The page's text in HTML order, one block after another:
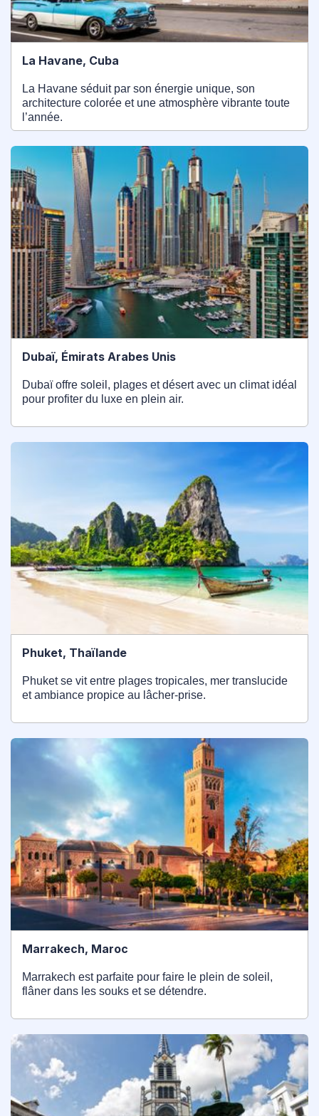
La Havane, Cuba
La Havane séduit par son énergie unique, son
architecture colorée et une atmosphère vibrante toute
l’année.
Dubaï, Émirats Arabes Unis
Dubaï offre soleil, plages et désert avec un climat idéal
pour profiter du luxe en plein air.
Phuket, Thaïlande
Phuket se vit entre plages tropicales, mer translucide
et ambiance propice au lâcher-prise.
Marrakech, Maroc
Marrakech est parfaite pour faire le plein de soleil,
flâner dans les souks et se détendre.